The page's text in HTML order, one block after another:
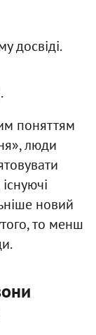
досвіді.
поняттям
люди
новий
то менш